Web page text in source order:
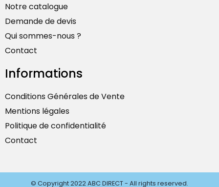
Notre catalogue
Demande de devis
Qui sommes-nous ?
Contact
Informations
Conditions Générales de Vente
Mentions légales
Politique de confidentialité
Contact
© Copyright 2022 ABC DIRECT - All rights reserved.